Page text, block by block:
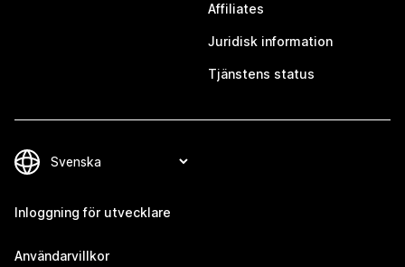
Affiliates
Juridisk information
Tjänstens status
Inloggning för utvecklare
Användarvillkor